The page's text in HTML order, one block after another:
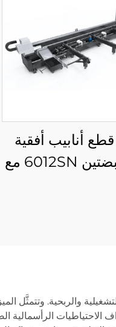
قطع أنابيب أفقية
ذات القبضتين 6012SN مع
والربحية. وتتمثَّل
الرأسمالية